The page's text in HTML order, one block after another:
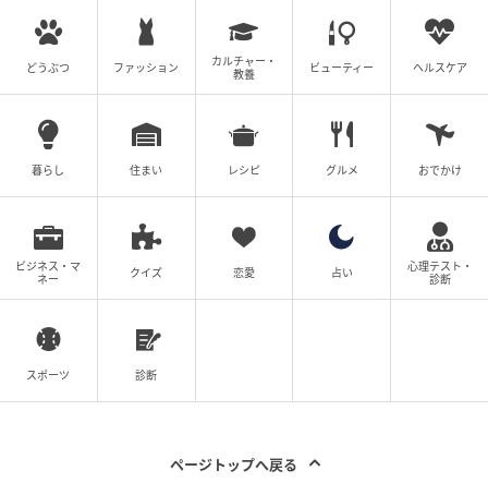
どうぶつ ファッション
カルチャー・
教養
ビューティー ヘルスケア
暮らし 住まい レシピ グルメ おでかけ
ビジネス・マ
ネー
クイズ 恋愛 占い
心理テスト・
診断
スポーツ 診断
ページトップへ戻る